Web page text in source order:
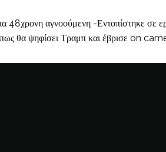
48χρονη αγνοούμενη -Εντοπίστηκε σε
θα ψηφίσει Τραμπ και έβρισε on